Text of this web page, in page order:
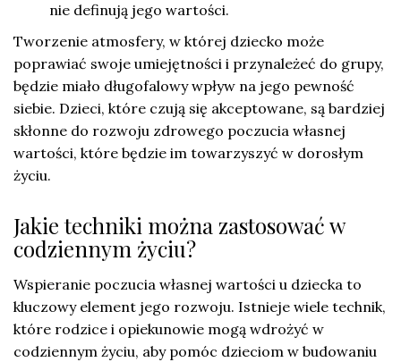
nie definują jego wartości.
Tworzenie atmosfery, w której dziecko może
poprawiać swoje umiejętności i przynależeć do grupy,
będzie miało długofalowy wpływ na jego pewność
siebie. Dzieci, które czują się akceptowane, są bardziej
skłonne do rozwoju zdrowego poczucia własnej
wartości, które będzie im towarzyszyć w dorosłym
życiu.
Jakie techniki można zastosować w
codziennym życiu?
Wspieranie poczucia własnej wartości u dziecka to
kluczowy element jego rozwoju. Istnieje wiele technik,
które rodzice i opiekunowie mogą wdrożyć w
codziennym życiu, aby pomóc dzieciom w budowaniu